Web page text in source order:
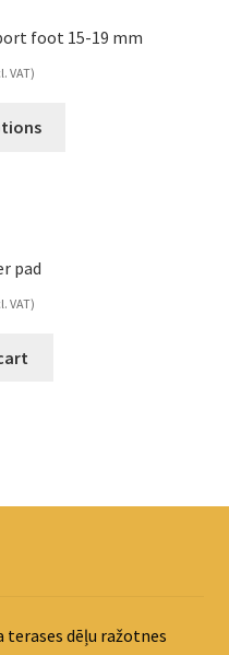
foot 15-19 mm
VAT)
pad
VAT)
dēļu ražotnes